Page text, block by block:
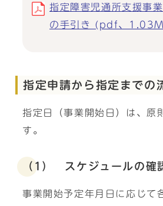
指定障害児通所支援事
の手引き (pdf、
指定申請から指定までの
指定日（事業開始日）は、原
す。
（1） スケジュールの確
事業開始予定年月日に応じて